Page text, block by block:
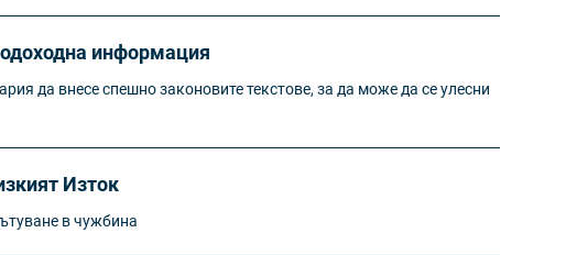
информация
да внесе спешно законовите текстове, за да може да се улесни
Изток
в чужбина